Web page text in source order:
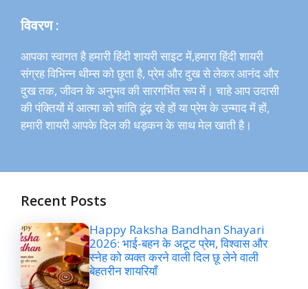
विवरण :
आपका स्वागत है हमारी हिंदी शायरी साइट में,हमारा हिंदी शायरी
संग्रह विभिन्न थीम्स को छूता है, प्रेम और दुख से लेकर आनंद और
दुख तक, जीवन के अनुभव की सारगर्भित रूप में। चाहे आप उदासी
की पंक्तियों में आत्मा को शांति ढूंढ़ रहे हों या प्रेम के उन्माद में हों,
हमारी शायरी आपके दिल की धड़कन के साथ मेल खाती है।
Recent Posts
Happy Raksha Bandhan Shayari
2026: भाई-बहन के अटूट प्रेम, विश्वास और
स्नेह को व्यक्त करने वाली दिल छू लेने वाली
बेहतरीन शायरियाँ